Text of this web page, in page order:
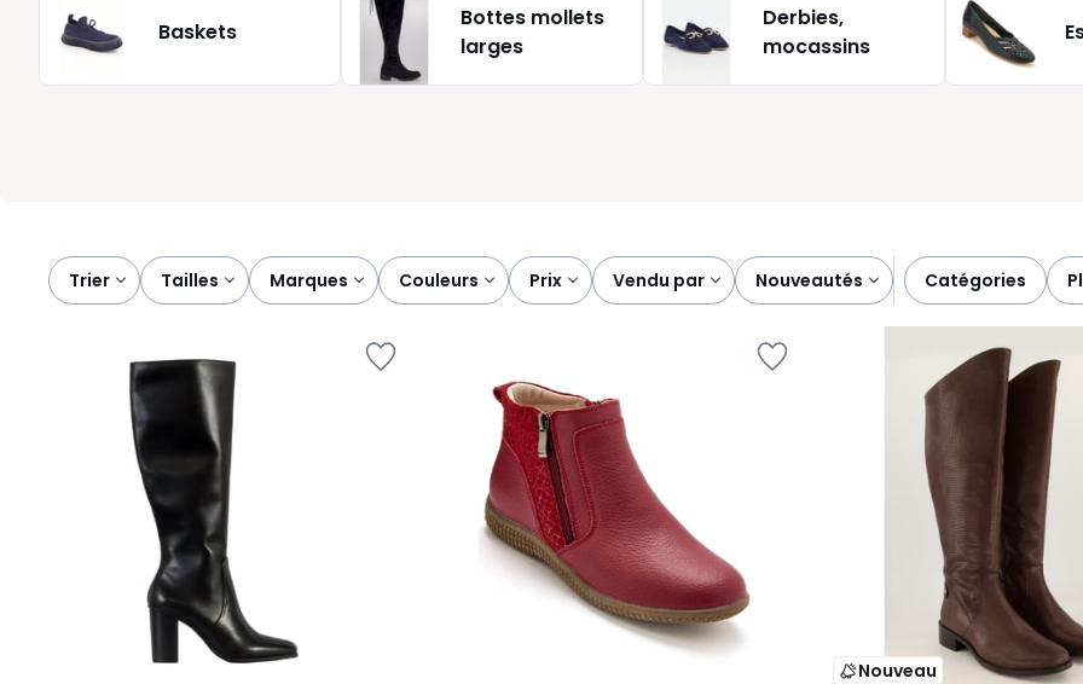
Baskets
Bottes mollets
larges
Derbies,
mocassins
Trier
tailles marques couleurs prix vendu par nouveautés catégories
Nouveau